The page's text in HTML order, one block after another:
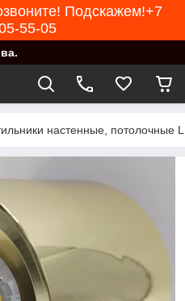
Подскажем!+7
55-05
настенные, потолочные